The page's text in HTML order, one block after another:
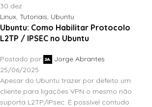
30 dez
Linux, Tutoriais, Ubuntu
Ubuntu: Como Habilitar Protocolo
L2TP / IPSEC no Ubuntu
Postado por
Jorge Abrantes
25/06/2025
Apesar do Ubuntu trazer por defeito um
cliente para ligações VPN o mesmo não
suporta L2TP/IPsec. É possível contudo